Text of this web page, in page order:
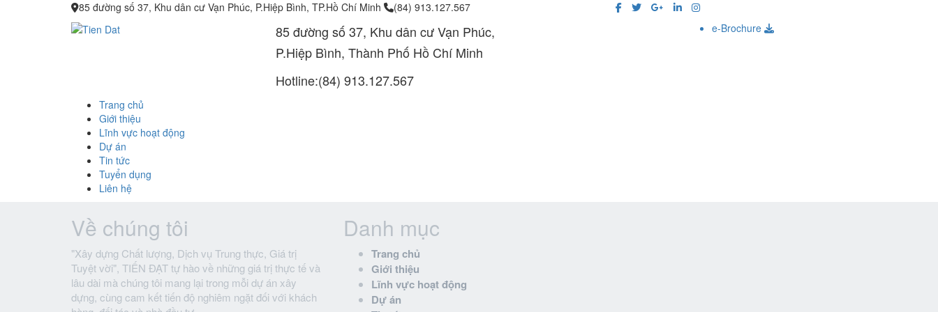
85 đường số 37, Khu dân cư Vạn Phúc, P.Hiệp Bình, TP.Hồ Chí Minh (84) 913.127.567
85 đường số 37, Khu dân cư Vạn Phúc,
P.Hiệp Bình, Thành Phố Hồ Chí Minh
Hotline:(84) 913.127.567
e-Brochure
Trang chủ
Giới thiệu
Lĩnh vực hoạt động
Dự án
Tin tức
Tuyển dụng
Liên hệ
Về chúng tôi
"Xây dựng Chất lượng, Dịch vụ Trung thực, Giá trị
Tuyệt vời", TIẾN ĐẠT tự hào về những giá trị thực tế và
lâu dài mà chúng tôi mang lại trong mỗi dự án xây
dựng, cùng cam kết tiến độ nghiêm ngặt đối với khách
Danh mục
Trang chủ
Giới thiệu
Lĩnh vực hoạt động
Dự án